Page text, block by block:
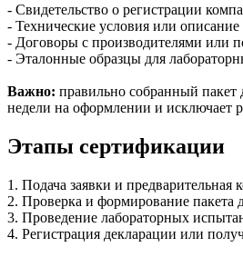
- Свидетельство о регистрации
- Технические условия или
- Договоры с производителями или
- Эталонные образцы для
Важно: правильно собранный пакет
недели на оформлении и исключает
Этапы сертификации
1. Подача заявки и предварительная
2. Проверка и формирование пакета
3. Проведение лабораторных
4. Регистрация декларации или